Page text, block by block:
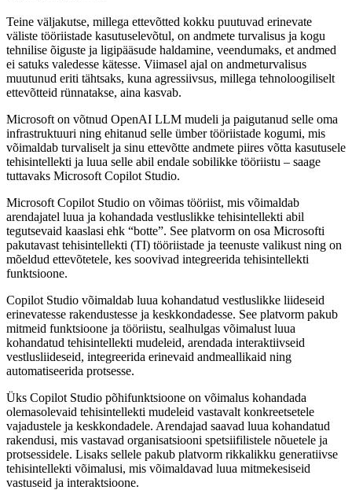
Teine väljakutse, millega ettevõtted kokku puutuvad erinevate
väliste tööriistade kasutuselevõtul, on andmete turvalisus ja kogu
tehnilise õiguste ja ligipääsude haldamine, veendumaks, et andmed
ei satuks valedesse kätesse. Viimasel ajal on andmeturvalisus
muutunud eriti tähtsaks, kuna agressiivsus, millega tehnoloogiliselt
ettevõtteid rünnatakse, aina kasvab.
Microsoft on võtnud OpenAI LLM mudeli ja paigutanud selle oma
infrastruktuuri ning ehitanud selle ümber tööriistade kogumi, mis
võimaldab turvaliselt ja sinu ettevõtte andmete piires võtta kasutusele
tehisintellekti ja luua selle abil endale sobilikke tööriistu – saage
tuttavaks Microsoft Copilot Studio.
Microsoft Copilot Studio on võimas tööriist, mis võimaldab
arendajatel luua ja kohandada vestluslikke tehisintellekti abil
tegutsevaid kaaslasi ehk “botte”. See platvorm on osa Microsofti
pakutavast tehisintellekti (TI) tööriistade ja teenuste valikust ning on
mõeldud ettevõtetele, kes soovivad integreerida tehisintellekti
funktsioone.
Copilot Studio võimaldab luua kohandatud vestluslikke liideseid
erinevatesse rakendustesse ja keskkondadesse. See platvorm pakub
mitmeid funktsioone ja tööriistu, sealhulgas võimalust luua
kohandatud tehisintellekti mudeleid, arendada interaktiivseid
vestlusliideseid, integreerida erinevaid andmeallikaid ning
automatiseerida protsesse.
Üks Copilot Studio põhifunktsioone on võimalus kohandada
olemasolevaid tehisintellekti mudeleid vastavalt konkreetsetele
vajadustele ja keskkondadele. Arendajad saavad luua kohandatud
rakendusi, mis vastavad organisatsiooni spetsiifilistele nõuetele ja
protsessidele. Lisaks sellele pakub platvorm rikkalikku generatiivse
tehisintellekti võimalusi, mis võimaldavad luua mitmekesiseid
vastuseid ja interaktsioone.